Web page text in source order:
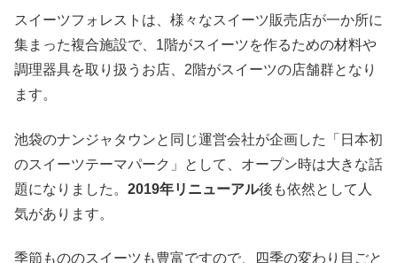
スイーツフォレストは、様々なスイーツ販売店が一か所に
集まった複合施設で、1階がスイーツを作るための材料や
調理器具を取り扱うお店、2階がスイーツの店舗群となり
ます。
池袋のナンジャタウンと同じ運営会社が企画した「日本初
のスイーツテーマパーク」として、オープン時は大きな話
題になりました。 2019年リニューアル後も依然として人
気があります。
季節もののスイーツも豊富ですので、四季の変わり目ごと